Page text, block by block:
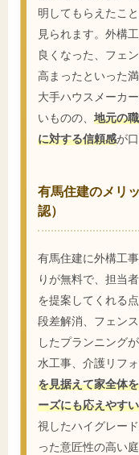
明してもらえたこ
見られます。外構
良くなった、フェ
高まったといった
大手ハウスメーカ
いものの、 地元の
に対する信頼感が
有馬住建のメリ
認）
有馬住建に外構工
りが無料で、担当
を提案してくれる
段差解消、フェン
したプランニング
水工事、介護リフ
を見据えて家全体
ーズにも応えやす
視したハイグレー
った意匠性の高い